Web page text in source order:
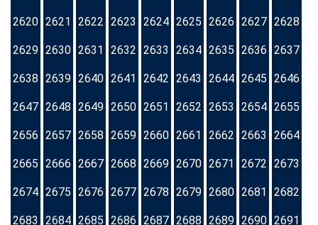
2620 2621 2622 2623 2624 2625 2626 2627 2628
2629 2630 2631 2632 2633 2634 2635 2636 2637
2638 2639 2640 2641 2642 2643 2644 2645 2646
2647 2648 2649 2650 2651 2652 2653 2654 2655
2656 2657 2658 2659 2660 2661 2662 2663 2664
2665 2666 2667 2668 2669 2670 2671 2672 2673
2674 2675 2676 2677 2678 2679 2680 2681 2682
2683 2684 2685 2686 2687 2688 2689 2690 2691